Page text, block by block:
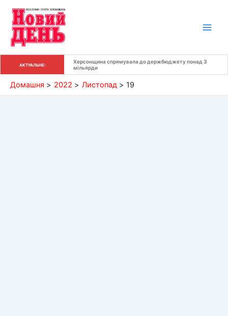
вмісту
АКТУАЛЬНЕ:
Херсонщина спрямувала до держбюджету понад 3
мільярди
Домашня 2022 Листопад 19